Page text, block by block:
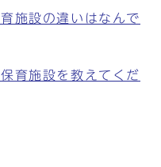
施設の違いはなんで
育施設を教えてくだ